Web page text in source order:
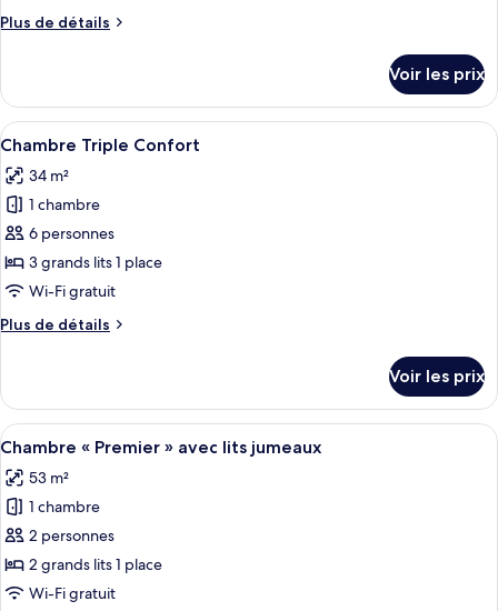
chambre :
avec
lits
jumeaux
Plus de détails
Plus
le
type
de
Chambre
Standard
avec
lits
jumeaux
Voir les prix
Afficher
toutes
les
photos
pour
ce
type
chambre :
Confort
Une chambre d’hôtel avec deux
4
Chambre Triple Confort
34 m²
1 chambre
6 personnes
3 grands lits 1 place
Wi-Fi gratuit
Plus de détails
Plus
le
type
de
Chambre
Triple
Confort
Voir les prix
Afficher
toutes
les
photos
pour
ce
type
Une chambre d’hôtel moderne
6
Chambre « Premier » avec lits jumeaux
53 m²
1 chambre
2 personnes
2 grands lits 1 place
Wi-Fi gratuit